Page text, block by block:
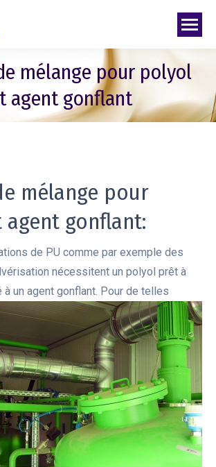
mélange pour polyol
agent gonflant
mélange pour
gonflant:
de PU comme par exemple des
nécessitent un polyol prêt à
à un agent gonflant. Pour de telles